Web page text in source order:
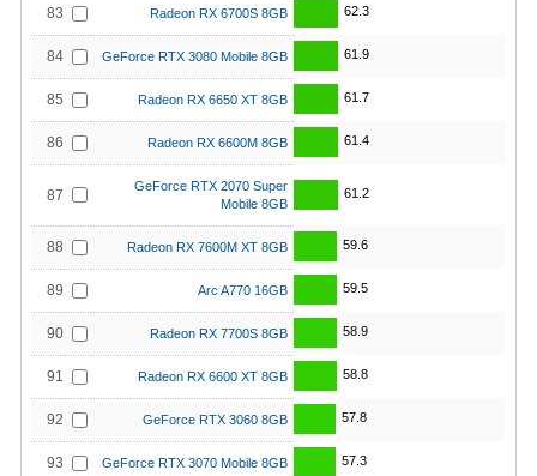
83 Radeon RX 6700S 8GB 62.3
84 GeForce RTX 3080 Mobile 8GB 61.9
85 Radeon RX 6650 XT 8GB 61.7
86 Radeon RX 6600M 8GB 61.4
87
GeForce RTX 2070 Super
Mobile 8GB
61.2
88 Radeon RX 7600M XT 8GB 59.6
89 Arc A770 16GB 59.5
90 Radeon RX 7700S 8GB 58.9
91 Radeon RX 6600 XT 8GB 58.8
92 GeForce RTX 3060 8GB 57.8
93 GeForce RTX 3070 Mobile 8GB 57.3